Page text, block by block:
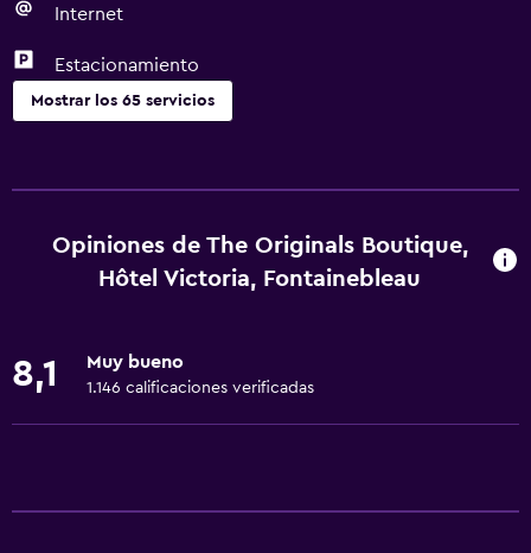
Internet
Estacionamiento
Mostrar los 65 servicios
Wifi gratis
Wifi disponible en todas las instalaciones
Artículos de aseo gratis
Alarma de humo
Opiniones de The Originals Boutique,
Hôtel Victoria, Fontainebleau
8,1 Muy bueno
1.146 calificaciones verificadas